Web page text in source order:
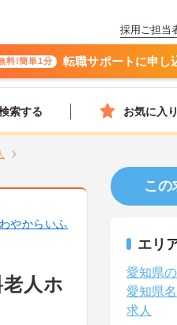
採用ご担当
料!簡単1分 転職サポートに申し
索する お気に入
やからいふ
人ホ
この
エリ
愛知県
愛知県
求人